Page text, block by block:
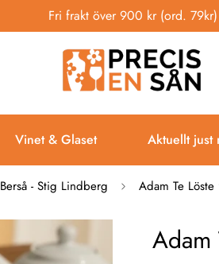
Fri frakt över 900 kr (ord. 79kr)
Vinet & Glaset Aktuellt just
Berså - Stig Lindberg Adam Te
Adam